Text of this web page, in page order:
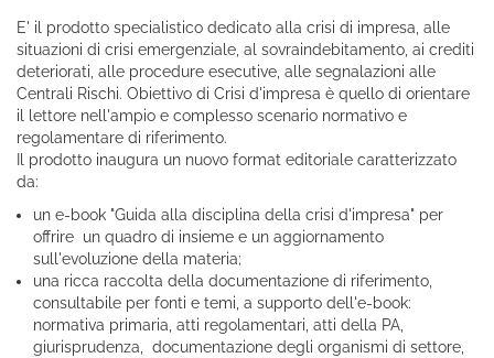
E' il prodotto specialistico dedicato alla crisi di impresa, alle
situazioni di crisi emergenziale, al sovraindebitamento, ai crediti
deteriorati, alle procedure esecutive, alle segnalazioni alle
Centrali Rischi. Obiettivo di Crisi d'impresa è quello di orientare
il lettore nell'ampio e complesso scenario normativo e
regolamentare di riferimento.
Il prodotto inaugura un nuovo format editoriale caratterizzato
da:
un e-book "Guida alla disciplina della crisi d'impresa" per
offrire un quadro di insieme e un aggiornamento
sull'evoluzione della materia;
una ricca raccolta della documentazione di riferimento,
consultabile per fonti e temi, a supporto dell'e-book:
normativa primaria, atti regolamentari, atti della PA,
giurisprudenza, documentazione degli organismi di settore,